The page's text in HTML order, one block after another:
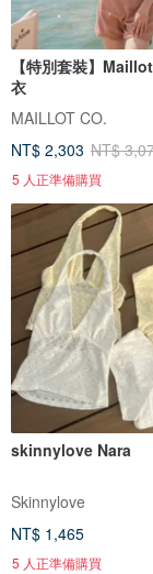
【特別套裝】
衣
MAILLOT CO.
NT$ 2,303 NT$
5 人正準備購買
skinnylove Nara
Skinnylove
NT$ 1,465
5 人正準備購買